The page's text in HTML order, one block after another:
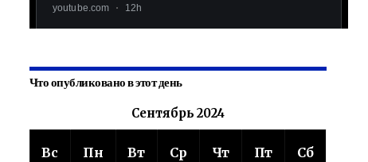
Что опубликовано в этот день
Сентябрь 2024
Вс Пн Вт Ср Чт Пт Сб